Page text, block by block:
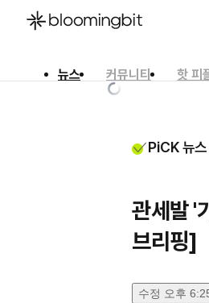
뉴스 커뮤니티 핫 피
PiCK 뉴스
관세발 '
브리핑]
수정 오후